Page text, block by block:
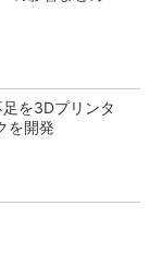
を3Dプリンタ
を開発